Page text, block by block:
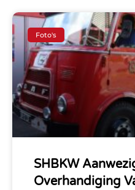
Foto's
SHBKW
Overhandiging